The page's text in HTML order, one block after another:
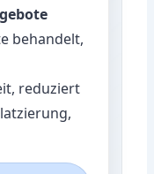
behandelt,
reduziert